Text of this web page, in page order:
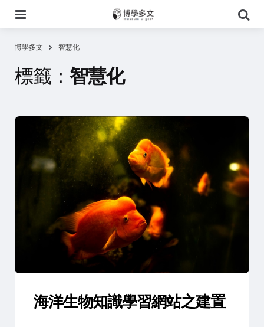
尋
博學多文 智慧化
標籤： 智慧化
海洋生物知識學習網站之建置